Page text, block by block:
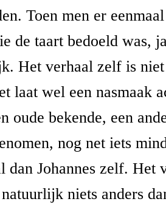
Toen men er
de taart bedoeld was,
Het verhaal zelf is niet
laat wel een nasmaak
oude bekende, een
nog net iets
dan Johannes zelf. Het
niets anders